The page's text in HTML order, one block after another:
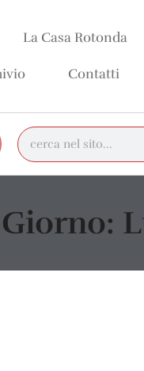
La Casa Rotonda
Contatti
Giorno: